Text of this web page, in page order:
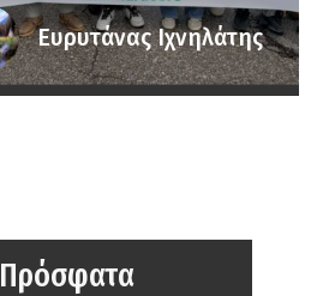
Ευρυτάνας Ιχνηλάτης
Πρόσφατα